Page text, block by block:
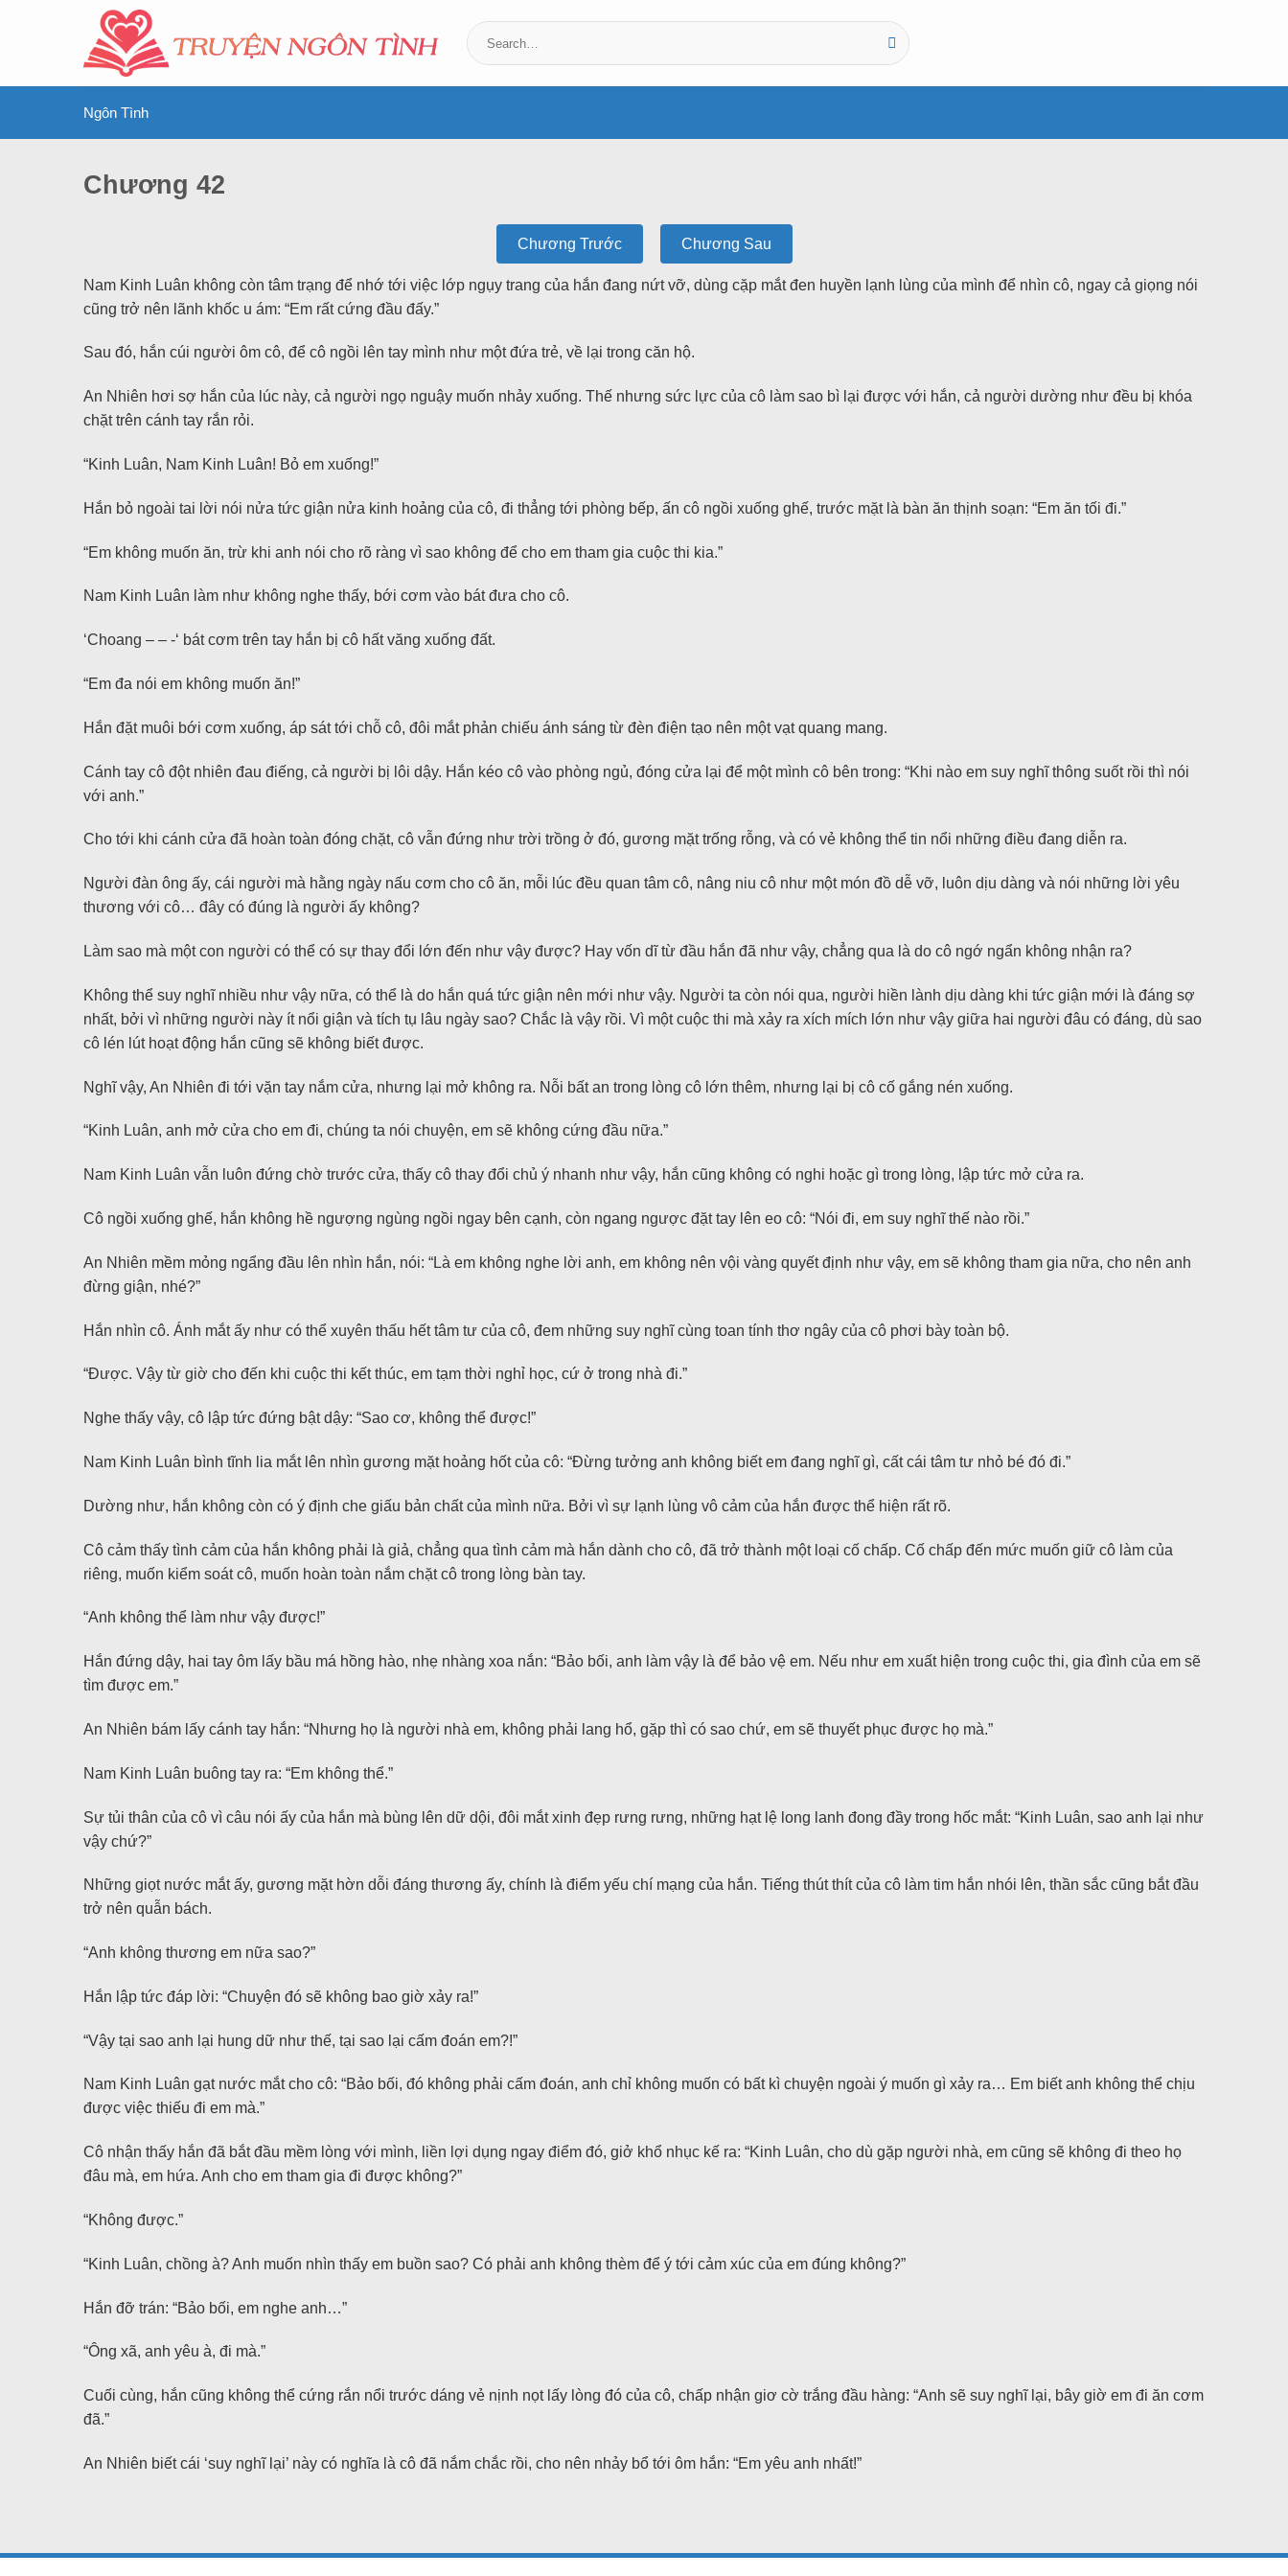
Ngôn Tình
Chương 42
Chương Trước Chương Sau
Nam Kinh Luân không còn tâm trạng để nhớ tới việc lớp ngụy trang của hắn đang nứt vỡ, dùng cặp mắt đen huyền lạnh lùng của mình để nhìn cô, ngay cả giọng nói
cũng trở nên lãnh khốc u ám: “Em rất cứng đầu đấy.”
Sau đó, hắn cúi người ôm cô, để cô ngồi lên tay mình như một đứa trẻ, về lại trong căn hộ.
An Nhiên hơi sợ hắn của lúc này, cả người ngọ nguậy muốn nhảy xuống. Thế nhưng sức lực của cô làm sao bì lại được với hắn, cả người dường như đều bị khóa
chặt trên cánh tay rắn rỏi.
“Kinh Luân, Nam Kinh Luân! Bỏ em xuống!”
Hắn bỏ ngoài tai lời nói nửa tức giận nửa kinh hoảng của cô, đi thẳng tới phòng bếp, ấn cô ngồi xuống ghế, trước mặt là bàn ăn thịnh soạn: “Em ăn tối đi.”
“Em không muốn ăn, trừ khi anh nói cho rõ ràng vì sao không để cho em tham gia cuộc thi kia.”
Nam Kinh Luân làm như không nghe thấy, bới cơm vào bát đưa cho cô.
‘Choang – – -‘ bát cơm trên tay hắn bị cô hất văng xuống đất.
“Em đa nói em không muốn ăn!”
Hắn đặt muôi bới cơm xuống, áp sát tới chỗ cô, đôi mắt phản chiếu ánh sáng từ đèn điện tạo nên một vạt quang mang.
Cánh tay cô đột nhiên đau điếng, cả người bị lôi dậy. Hắn kéo cô vào phòng ngủ, đóng cửa lại để một mình cô bên trong: “Khi nào em suy nghĩ thông suốt rồi thì nói
với anh.”
Cho tới khi cánh cửa đã hoàn toàn đóng chặt, cô vẫn đứng như trời trồng ở đó, gương mặt trống rỗng, và có vẻ không thể tin nổi những điều đang diễn ra.
Người đàn ông ấy, cái người mà hằng ngày nấu cơm cho cô ăn, mỗi lúc đều quan tâm cô, nâng niu cô như một món đồ dễ vỡ, luôn dịu dàng và nói những lời yêu
thương với cô… đây có đúng là người ấy không?
Làm sao mà một con người có thể có sự thay đổi lớn đến như vậy được? Hay vốn dĩ từ đầu hắn đã như vậy, chẳng qua là do cô ngớ ngẩn không nhận ra?
Không thể suy nghĩ nhiều như vậy nữa, có thể là do hắn quá tức giận nên mới như vậy. Người ta còn nói qua, người hiền lành dịu dàng khi tức giận mới là đáng sợ
nhất, bởi vì những người này ít nổi giận và tích tụ lâu ngày sao? Chắc là vậy rồi. Vì một cuộc thi mà xảy ra xích mích lớn như vậy giữa hai người đâu có đáng, dù sao
cô lén lút hoạt động hắn cũng sẽ không biết được.
Nghĩ vậy, An Nhiên đi tới vặn tay nắm cửa, nhưng lại mở không ra. Nỗi bất an trong lòng cô lớn thêm, nhưng lại bị cô cố gắng nén xuống.
“Kinh Luân, anh mở cửa cho em đi, chúng ta nói chuyện, em sẽ không cứng đầu nữa.”
Nam Kinh Luân vẫn luôn đứng chờ trước cửa, thấy cô thay đổi chủ ý nhanh như vậy, hắn cũng không có nghi hoặc gì trong lòng, lập tức mở cửa ra.
Cô ngồi xuống ghế, hắn không hề ngượng ngùng ngồi ngay bên cạnh, còn ngang ngược đặt tay lên eo cô: “Nói đi, em suy nghĩ thế nào rồi.”
An Nhiên mềm mỏng ngẩng đầu lên nhìn hắn, nói: “Là em không nghe lời anh, em không nên vội vàng quyết định như vậy, em sẽ không tham gia nữa, cho nên anh
đừng giận, nhé?”
Hắn nhìn cô. Ánh mắt ấy như có thể xuyên thấu hết tâm tư của cô, đem những suy nghĩ cùng toan tính thơ ngây của cô phơi bày toàn bộ.
“Được. Vậy từ giờ cho đến khi cuộc thi kết thúc, em tạm thời nghỉ học, cứ ở trong nhà đi.”
Nghe thấy vậy, cô lập tức đứng bật dậy: “Sao cơ, không thể được!”
Nam Kinh Luân bình tĩnh lia mắt lên nhìn gương mặt hoảng hốt của cô: “Đừng tưởng anh không biết em đang nghĩ gì, cất cái tâm tư nhỏ bé đó đi.”
Dường như, hắn không còn có ý định che giấu bản chất của mình nữa. Bởi vì sự lạnh lùng vô cảm của hắn được thể hiện rất rõ.
Cô cảm thấy tình cảm của hắn không phải là giả, chẳng qua tình cảm mà hắn dành cho cô, đã trở thành một loại cố chấp. Cố chấp đến mức muốn giữ cô làm của
riêng, muốn kiểm soát cô, muốn hoàn toàn nắm chặt cô trong lòng bàn tay.
“Anh không thể làm như vậy được!”
Hắn đứng dậy, hai tay ôm lấy bầu má hồng hào, nhẹ nhàng xoa nắn: “Bảo bối, anh làm vậy là để bảo vệ em. Nếu như em xuất hiện trong cuộc thi, gia đình của em sẽ
tìm được em.”
An Nhiên bám lấy cánh tay hắn: “Nhưng họ là người nhà em, không phải lang hổ, gặp thì có sao chứ, em sẽ thuyết phục được họ mà.”
Nam Kinh Luân buông tay ra: “Em không thể.”
Sự tủi thân của cô vì câu nói ấy của hắn mà bùng lên dữ dội, đôi mắt xinh đẹp rưng rưng, những hạt lệ long lanh đong đầy trong hốc mắt: “Kinh Luân, sao anh lại như
vậy chứ?”
Những giọt nước mắt ấy, gương mặt hờn dỗi đáng thương ấy, chính là điểm yếu chí mạng của hắn. Tiếng thút thít của cô làm tim hắn nhói lên, thần sắc cũng bắt đầu
trở nên quẫn bách.
“Anh không thương em nữa sao?”
Hắn lập tức đáp lời: “Chuyện đó sẽ không bao giờ xảy ra!”
“Vậy tại sao anh lại hung dữ như thế, tại sao lại cấm đoán em?!”
Nam Kinh Luân gạt nước mắt cho cô: “Bảo bối, đó không phải cấm đoán, anh chỉ không muốn có bất kì chuyện ngoài ý muốn gì xảy ra… Em biết anh không thể chịu
được việc thiếu đi em mà.”
Cô nhận thấy hắn đã bắt đầu mềm lòng với mình, liền lợi dụng ngay điểm đó, giở khổ nhục kế ra: “Kinh Luân, cho dù gặp người nhà, em cũng sẽ không đi theo họ
đâu mà, em hứa. Anh cho em tham gia đi được không?”
“Không được.”
“Kinh Luân, chồng à? Anh muốn nhìn thấy em buồn sao? Có phải anh không thèm để ý tới cảm xúc của em đúng không?”
Hắn đỡ trán: “Bảo bối, em nghe anh…”
“Ông xã, anh yêu à, đi mà.”
Cuối cùng, hắn cũng không thể cứng rắn nổi trước dáng vẻ nịnh nọt lấy lòng đó của cô, chấp nhận giơ cờ trắng đầu hàng: “Anh sẽ suy nghĩ lại, bây giờ em đi ăn cơm
đã.”
An Nhiên biết cái ‘suy nghĩ lại’ này có nghĩa là cô đã nắm chắc rồi, cho nên nhảy bổ tới ôm hắn: “Em yêu anh nhất!”